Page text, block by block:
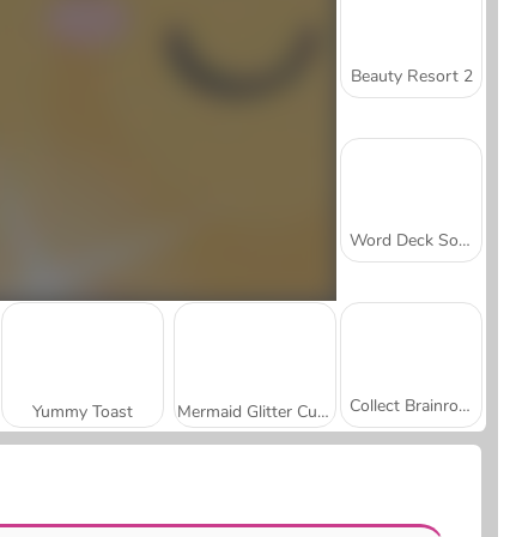
Yummy Toast Mermaid Glitter Cupcakes
Beauty Resort 2
Word Deck Solitaire
Collect Brainrot Arena